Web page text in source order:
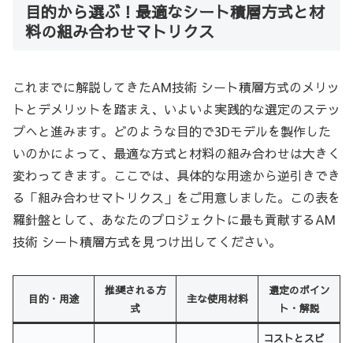
目的から選ぶ！最適なシート積層方式と材
料の組み合わせマトリクス
これまでに解説してきたAM技術 シート積層方式のメリッ
トとデメリットを踏まえ、いよいよ実践的な選定のステッ
プへと進みます。どのような目的で3Dモデルを製作した
いのかによって、最適な方式と材料の組み合わせは大きく
変わってきます。ここでは、具体的な用途から逆引きでき
る「組み合わせマトリクス」をご用意しました。この表を
羅針盤として、あなたのプロジェクトに最も貢献するAM
技術 シート積層方式を見つけ出してください。
目的・用途
推奨される方
式
主な使用材料
選定のポイン
ト・解説
コストとスピ